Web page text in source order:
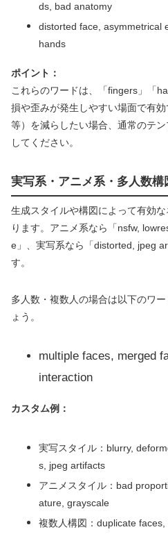
ds, bad anatomy
distorted face, asymmetrical
hands
ポイント：
これらのワードは、「fingers」「
損や歪みが発生しやすい場面で有
等）を減らしたい場合、通常のテ
してください。
実写系・アニメ系・多人数
生成スタイルや構図によって有効
ります。アニメ系なら「nsfw,
e」、実写系なら「distorted, jpeg
す。
多人数・複数人の場合は以下のワ
ょう。
multiple faces, merged
interaction
カスタム例：
実写スタイル：blurry,
s, jpeg artifacts
アニメスタイル：bad
ature, grayscale
複数人構図：duplicate